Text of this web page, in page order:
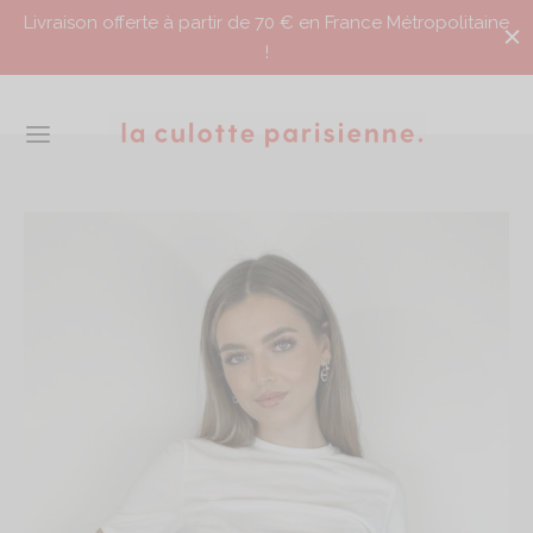
Livraison offerte à partir de 70 € en France Métropolitaine
!